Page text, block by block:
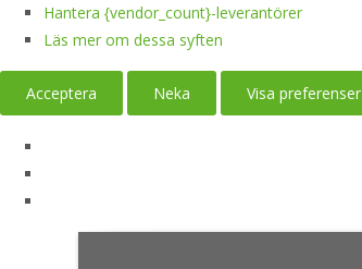
Hantera {vendor_count}-leverantörer
Läs mer om dessa syften
Acceptera Neka Visa preferenser